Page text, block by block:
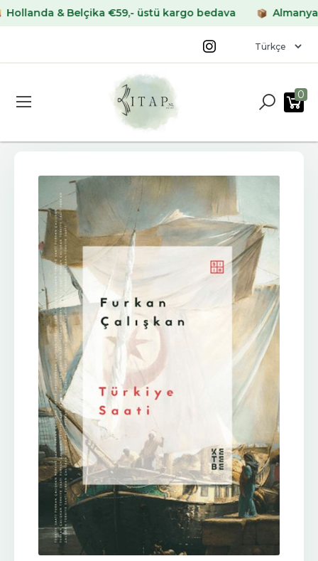
& Belçika €59,- üstü kargo bedava Almanya &
0